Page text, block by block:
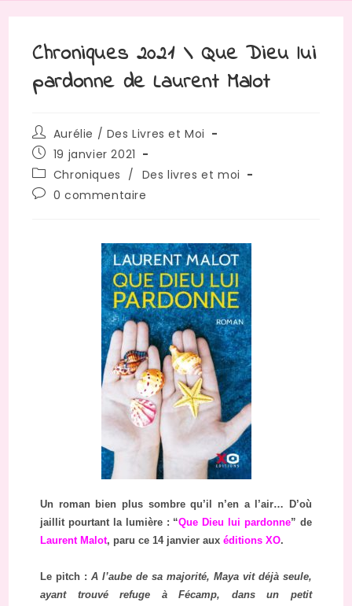
Chroniques 2021 \ Que Dieu lui
pardonne de Laurent Malot
Aurélie / Des Livres et Moi
19 janvier 2021
Chroniques / Des livres et moi
0 commentaire
Un roman bien plus sombre qu’il n’en a l’air… D’où
jaillit pourtant la lumière : “Que Dieu lui pardonne” de
Laurent Malot, paru ce 14 janvier auxéditions XO.
Le pitch :A l’aube de sa majorité, Maya vit déjà seule,
ayant trouvé refuge à Fécamp, dans un petit